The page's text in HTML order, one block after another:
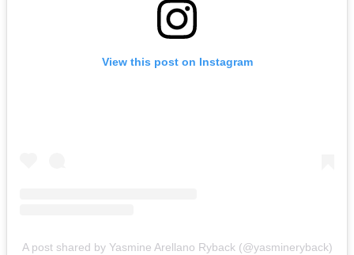
View this post on Instagram
A post shared by Yasmine Arellano Ryback (@yasmineryback)